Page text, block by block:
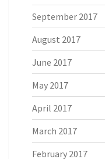
September 2017
August 2017
June 2017
May 2017
April 2017
March 2017
February 2017